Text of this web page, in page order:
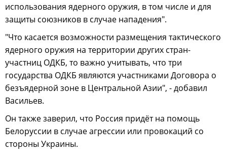
использования ядерного оружия, в том числе и для
защиты союзников в случае нападения".
"Что касается возможности размещения тактического
ядерного оружия на территории других стран-
участниц ОДКБ, то важно учитывать, что три
государства ОДКБ являются участниками Договора о
безъядерной зоне в Центральной Азии", - добавил
Васильев.
Он также заверил, что Россия придёт на помощь
Белоруссии в случае агрессии или провокаций со
стороны Украины.